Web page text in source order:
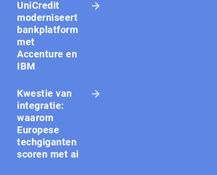
UniCredit
moderniseert
bankplatform
met
Accenture en
IBM
Kwestie van
integratie:
waarom
Europese
techgiganten
scoren met ai